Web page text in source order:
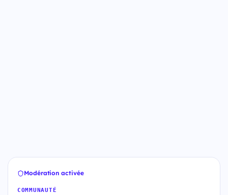
Modération activée
COMMUNAUTÉ